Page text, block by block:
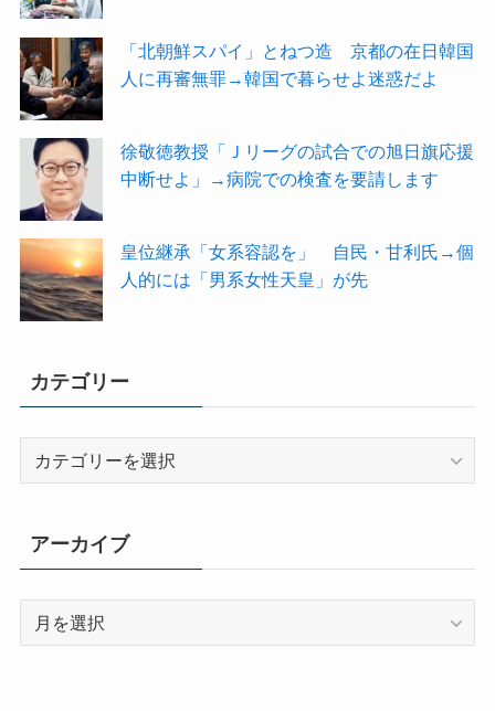
「北朝鮮スパイ」とねつ造 京都の在日韓国
人に再審無罪→韓国で暮らせよ迷惑だよ
徐敬徳教授「Ｊリーグの試合での旭日旗応援
中断せよ」→病院での検査を要請します
皇位継承「女系容認を」 自民・甘利氏→個
人的には「男系女性天皇」が先
カテゴリー
リ
ー
アーカイブ